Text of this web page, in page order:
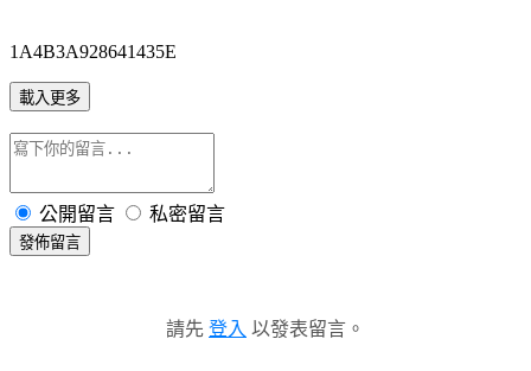
1A4B3A928641435E
載入更多
公開留言 私密留言
發佈留言
請先 登入 以發表留言。